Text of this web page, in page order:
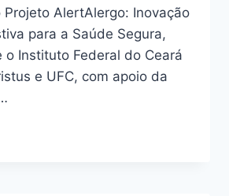
AlertAlergo: Inovação
para a Saúde Segura,
o Instituto Federal do Ceará
e UFC, com apoio da